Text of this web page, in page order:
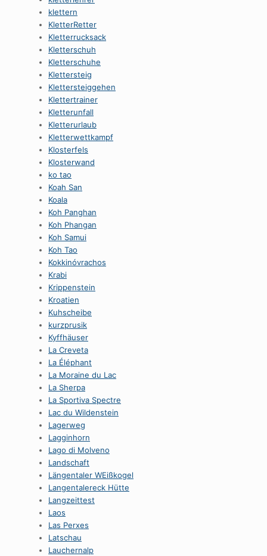
klettern
KletterRetter
Kletterrucksack
Kletterschuh
Kletterschuhe
Klettersteig
Klettersteiggehen
Klettertrainer
Kletterunfall
Kletterurlaub
Kletterwettkampf
Klosterfels
Klosterwand
ko tao
Koah San
Koala
Koh Panghan
Koh Phangan
Koh Samui
Koh Tao
Kokkinóvrachos
Krabi
Krippenstein
Kroatien
Kuhscheibe
kurzprusik
Kyffhäuser
La Creveta
La Éléphant
La Moraine du Lac
La Sherpa
La Sportiva Spectre
Lac du Wildenstein
Lagerweg
Lagginhorn
Lago di Molveno
Landschaft
Längentaler WEißkogel
Langentalereck Hütte
Langzeittest
Laos
Las Perxes
Latschau
Lauchernalp